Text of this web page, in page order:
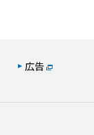
広告